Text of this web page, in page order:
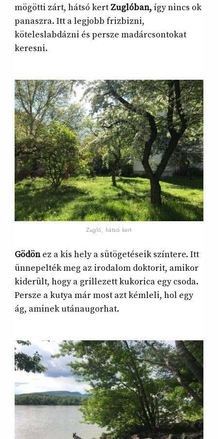
mögötti zárt, hátsó kert Zuglóban,így nincs ok
panaszra. Itt a legjobb frizbizni,
köteleslabdázni és persze madárcsontokat
keresni.
Zugló, hátsó kert
Gödön ez a kis hely a sütögetéseik színtere. Itt
ünnepelték meg az irodalom doktorit, amikor
kiderült, hogy a grillezett kukorica egy csoda.
Persze a kutya már most azt kémleli, hol egy
ág, aminek utánaugorhat.